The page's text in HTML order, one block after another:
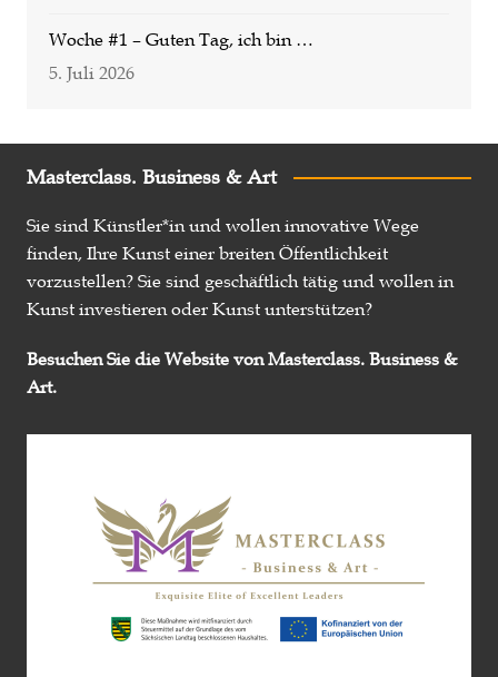
Woche #1 – Guten Tag, ich bin …
5. Juli 2026
Masterclass. Business & Art
Sie sind Künstler*in und wollen innovative Wege
finden, Ihre Kunst einer breiten Öffentlichkeit
vorzustellen? Sie sind geschäftlich tätig und wollen in
Kunst investieren oder Kunst unterstützen?
Besuchen Sie die Website von Masterclass. Business &
Art.